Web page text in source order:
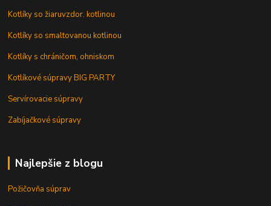
Kotlíky so žiaruvzdor. kotlinou
Kotlíky so smaltovanou kotlinou
Kotlíky s chráničom, ohniskom
Kotlíkové súpravy BIG PARTY
Servírovacie súpravy
Zabíjačkové súpravy
Najlepšie z blogu
Požičovňa súprav